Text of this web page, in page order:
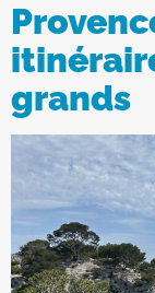
grands